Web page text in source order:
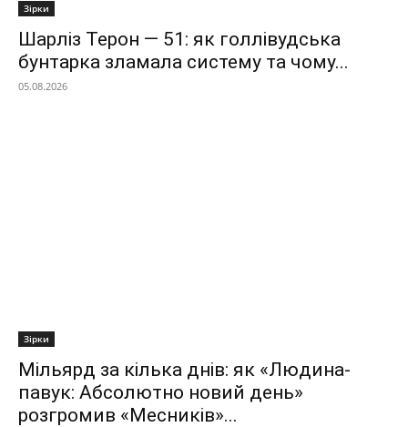
Зірки
Шарліз Терон — 51: як голлівудська
бунтарка зламала систему та чому...
05.08.2026
Зірки
Мільярд за кілька днів: як «Людина-
павук: Абсолютно новий день»
розгромив «Месників»...